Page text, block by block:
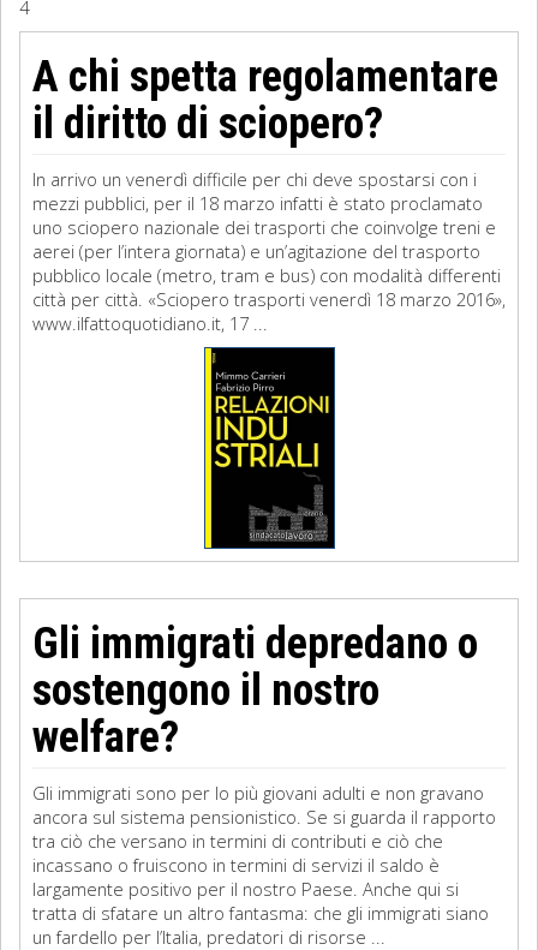
Filosofia
Matematica
Diritto
4
A chi spetta regolamentare
il diritto di sciopero?
In arrivo un venerdì difficile per chi deve spostarsi con i
mezzi pubblici, per il 18 marzo infatti è stato proclamato
uno sciopero nazionale dei trasporti che coinvolge treni e
aerei (per l’intera giornata) e un’agitazione del trasporto
pubblico locale (metro, tram e bus) con modalità differenti
città per città. «Sciopero trasporti venerdì 18 marzo 2016»,
www.ilfattoquotidiano.it, 17 ...
Gli immigrati depredano o
sostengono il nostro
welfare?
Gli immigrati sono per lo più giovani adulti e non gravano
ancora sul sistema pensionistico. Se si guarda il rapporto
tra ciò che versano in termini di contributi e ciò che
incassano o fruiscono in termini di servizi il saldo è
largamente positivo per il nostro Paese. Anche qui si
tratta di sfatare un altro fantasma: che gli immigrati siano
un fardello per l’Italia, predatori di risorse ...